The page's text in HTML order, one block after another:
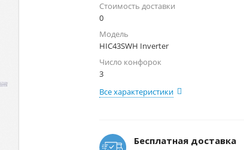
Стоимость доставки
0
Модель
HIC43SWH Inverter
Число конфорок
3
Все характеристики
Бесплатная доставка